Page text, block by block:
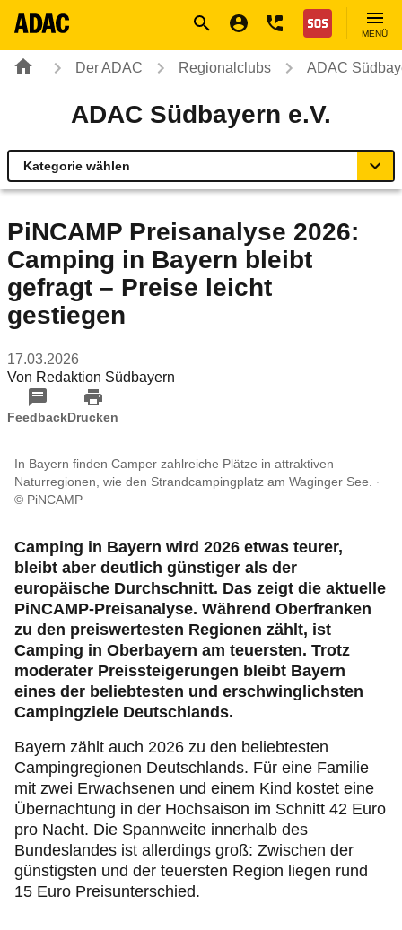
Nothilfe
MENÜ
Der ADAC Regionalclubs ADAC
ADAC Südbayern e.V.
Kategorie wählen
Geschäftsstellen & Reisebüros
Verkehr & Mobilität
Sicherheit
Reise & Freizeit
Motorsport & Ortsclubs
Ihr ADAC Südbayern e.V.
PiNCAMP Preisanalyse 2026:
Camping in Bayern bleibt
gefragt – Preise leicht
gestiegen
17.03.2026
Von Redaktion Südbayern
FeedbackDrucken
In Bayern finden Camper zahlreiche Plätze in attraktiven
Naturregionen, wie den Strandcampingplatz am Waginger See.
© PiNCAMP
Camping in Bayern wird 2026 etwas teurer,
bleibt aber deutlich günstiger als der
europäische Durchschnitt. Das zeigt die aktuelle
PiNCAMP-Preisanalyse. Während Oberfranken
zu den preiswertesten Regionen zählt, ist
Camping in Oberbayern am teuersten. Trotz
moderater Preissteigerungen bleibt Bayern
eines der beliebtesten und erschwinglichsten
Campingziele Deutschlands.
Bayern zählt auch 2026 zu den beliebtesten
Campingregionen Deutschlands. Für eine Familie
mit zwei Erwachsenen und einem Kind kostet eine
Übernachtung in der Hochsaison im Schnitt 42 Euro
pro Nacht. Die Spannweite innerhalb des
Bundeslandes ist allerdings groß: Zwischen der
günstigsten und der teuersten Region liegen rund
15 Euro Preisunterschied.